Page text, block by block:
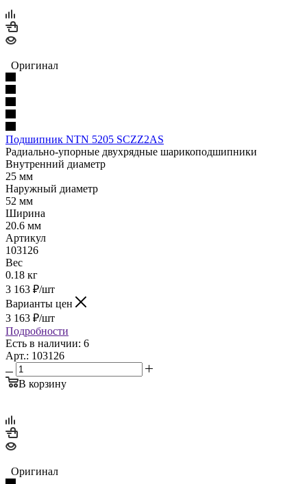
Оригинал
Подшипник NTN 5205 SCZZ2AS
Радиально-упорные двухрядные шарикоподшипники
Внутренний диаметр
25 мм
Наружный диаметр
52 мм
Ширина
20.6 мм
Артикул
103126
Вес
0.18 кг
3 163 ₽/шт
Варианты цен
3 163 ₽/шт
Подробности
Есть в наличии: 6
Арт.: 103126
В корзину
Оригинал